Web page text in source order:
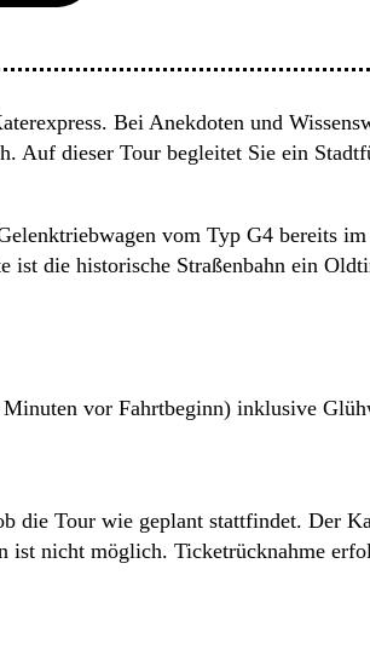
Bei Anekdoten und
Auf dieser Tour begleitet Sie ein
vom Typ G4 bereits
ist die historische Straßenbahn ein
vor Fahrtbeginn) inklusive
die Tour wie geplant stattfindet. Der
nicht möglich. Ticketrücknahme